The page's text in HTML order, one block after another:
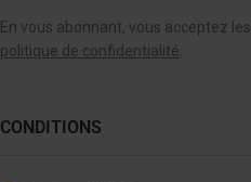
ici
En vous abonnant, vous acceptez les
politique de confidentialité
CONDITIONS